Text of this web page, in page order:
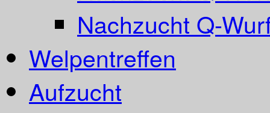
Nachzucht Q-
Welpentreffen
Aufzucht